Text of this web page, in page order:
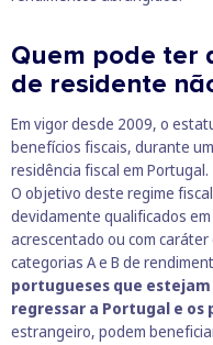
Quem pode ter
de residente
Em vigor desde 2009, o
benefícios fiscais, durante
residência fiscal em Portugal.
O objetivo deste regime
devidamente qualificados
acrescentado ou com
categorias A e B de
portugueses que
regressar a Portugal e os
estrangeiro, podem